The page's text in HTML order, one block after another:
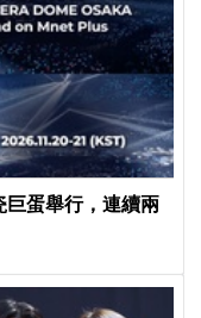
巨蛋舉行，連續兩